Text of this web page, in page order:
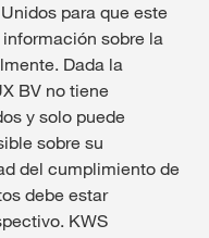
para que este
sobre la
Dada la
BV no tiene
y solo puede
sobre su
del cumplimiento de
debe estar
KWS